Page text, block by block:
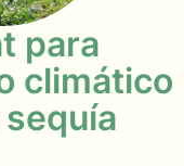
para
climático